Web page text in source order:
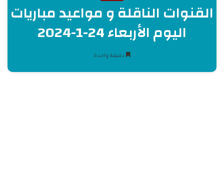
القنوات الناقلة و مواعيد مباريات
اليوم الأربعاء 24-1-2024
دقيقة واحدة